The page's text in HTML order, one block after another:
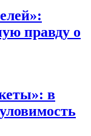
правду о
в